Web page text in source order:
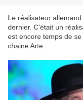
Le réalisateur
dernier. C'était un
est encore temps de
chaine Arte.